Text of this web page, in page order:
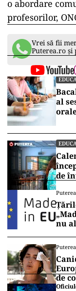
o abordare
profesorilor,
Vrei să fii
Puterea.ro și
al
de
nu
de